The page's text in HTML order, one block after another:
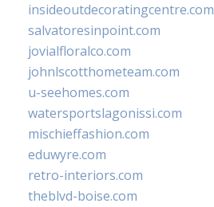
insideoutdecoratingcentre.com
salvatoresinpoint.com
jovialfloralco.com
johnlscotthometeam.com
u-seehomes.com
watersportslagonissi.com
mischieffashion.com
eduwyre.com
retro-interiors.com
theblvd-boise.com